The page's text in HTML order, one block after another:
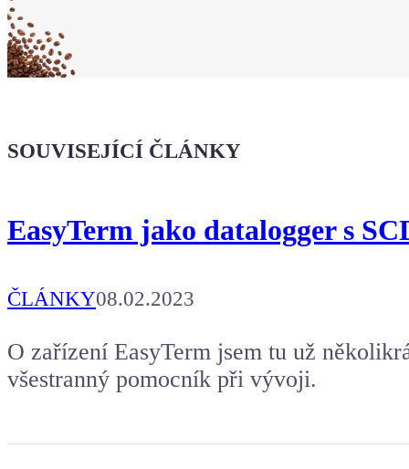
Koupit tričko
SOUVISEJÍCÍ ČLÁNKY
EasyTerm jako datalogger s
ČLÁNKY08.02.2023
O zařízení EasyTerm jsem tu už
všestranný pomocník při vývoji.